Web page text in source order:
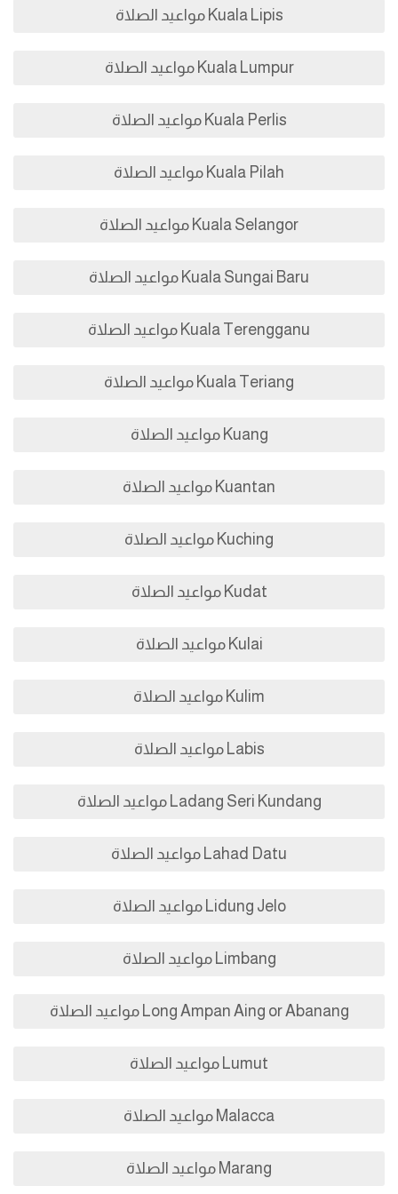
Kuala Lipis مواعيد الصلاة
Kuala Lumpur مواعيد الصلاة
Kuala Perlis مواعيد الصلاة
Kuala Pilah مواعيد الصلاة
Kuala Selangor مواعيد الصلاة
Kuala Sungai Baru مواعيد الصلاة
Kuala Terengganu مواعيد الصلاة
Kuala Teriang مواعيد الصلاة
Kuang مواعيد الصلاة
Kuantan مواعيد الصلاة
Kuching مواعيد الصلاة
Kudat مواعيد الصلاة
Kulai مواعيد الصلاة
Kulim مواعيد الصلاة
Labis مواعيد الصلاة
Ladang Seri Kundang مواعيد الصلاة
Lahad Datu مواعيد الصلاة
Lidung Jelo مواعيد الصلاة
Limbang مواعيد الصلاة
Long Ampan Aing or Abanang مواعيد الصلاة
Lumut مواعيد الصلاة
Malacca مواعيد الصلاة
Marang مواعيد الصلاة